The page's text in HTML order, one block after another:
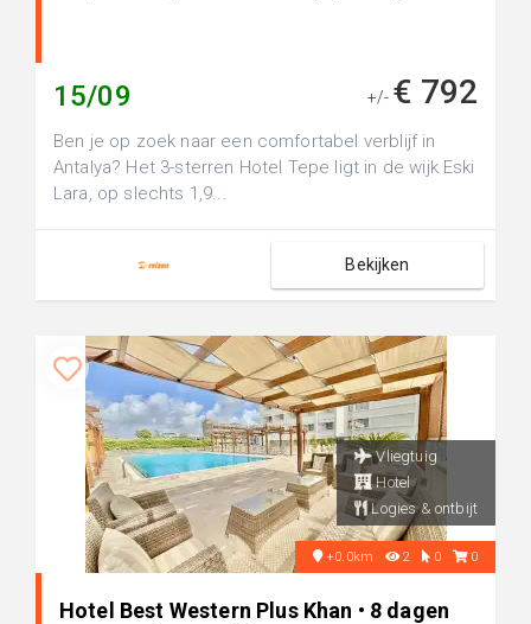
15/09 +/- € 792
Ben je op zoek naar een comfortabel verblijf in
Antalya? Het 3-sterren Hotel Tepe ligt in de wijk Eski
Lara, op slechts 1,9...
Bekijken
Vliegtuig
Hotel
Logies & ontbijt
+0.0km 2 0 0
Hotel Best Western Plus Khan • 8 dagen